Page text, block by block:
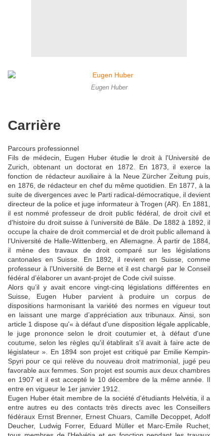
Eugen Huber
Carrière
Parcours professionnel
Fils de médecin, Eugen Huber étudie le droit à l'Université de
Zurich, obtenant un doctorat en 1872. En 1873, il exerce la
fonction de rédacteur auxiliaire à la Neue Zürcher Zeitung puis,
en 1876, de rédacteur en chef du même quotidien. En 1877, à la
suite de divergences avec le Parti radical-démocratique, il devient
directeur de la police et juge informateur à Trogen (AR). En 1881,
il est nommé professeur de droit public fédéral, de droit civil et
d'histoire du droit suisse à l’université de Bâle. De 1882 à 1892, il
occupe la chaire de droit commercial et de droit public allemand à
l’Université de Halle-Wittenberg, en Allemagne. À partir de 1884,
il mène des travaux de droit comparé sur les législations
cantonales en Suisse. En 1892, il revient en Suisse, comme
professeur à l’Université de Berne et il est chargé par le Conseil
fédéral d’élaborer un avant-projet de Code civil suisse.
Alors qu’il y avait encore vingt-cinq législations différentes en
Suisse, Eugen Huber parvient à produire un corpus de
dispositions harmonisant la variété des normes en vigueur tout
en laissant une marge d’appréciation aux tribunaux. Ainsi, son
article 1 dispose qu'« à défaut d'une disposition légale applicable,
le juge prononce selon le droit coutumier et, à défaut d'une
coutume, selon les règles qu'il établirait s'il avait à faire acte de
législateur ». En 1894 son projet est critiqué par Emilie Kempin-
Spyri pour ce qui relève du nouveau droit matrimonial, jugé peu
favorable aux femmes. Son projet est soumis aux deux chambres
en 1907 et il est accepté le 10 décembre de la même année. Il
entre en vigueur le 1er janvier 1912.
Eugen Huber était membre de la société d'étudiants Helvétia, il a
entre autres eu des contacts très directs avec les Conseillers
fédéraux Ernst Brenner, Ernest Chuars, Camille Decoppet, Adolf
Deucher, Ludwig Forrer, Eduard Müller et Marc-Emile Ruchet,